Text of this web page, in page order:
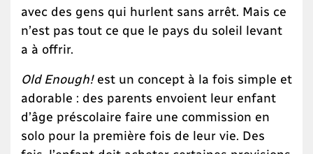
avec des gens qui hurlent sans arrêt. Mais ce
n’est pas tout ce que le pays du soleil levant
a à offrir.
Old Enough!est un concept à la fois simple et
adorable : des parents envoient leur enfant
d’âge préscolaire faire une commission en
solo pour la première fois de leur vie. Des